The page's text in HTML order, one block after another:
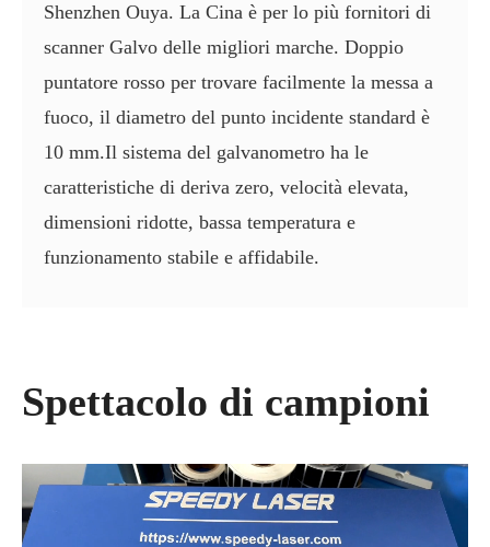
Shenzhen Ouya. La Cina è per lo più fornitori di
scanner Galvo delle migliori marche. Doppio
puntatore rosso per trovare facilmente la messa a
fuoco, il diametro del punto incidente standard è
10 mm.Il sistema del galvanometro ha le
caratteristiche di deriva zero, velocità elevata,
dimensioni ridotte, bassa temperatura e
funzionamento stabile e affidabile.
Spettacolo di campioni